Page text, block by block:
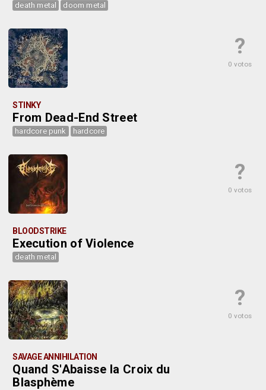
death metal doom metal
?
0 votos
STINKY
From Dead-End Street
hardcore punk hardcore
?
0 votos
BLOODSTRIKE
Execution of Violence
death metal
?
0 votos
SAVAGE ANNIHILATION
Quand S'Abaisse la Croix du
Blasphème